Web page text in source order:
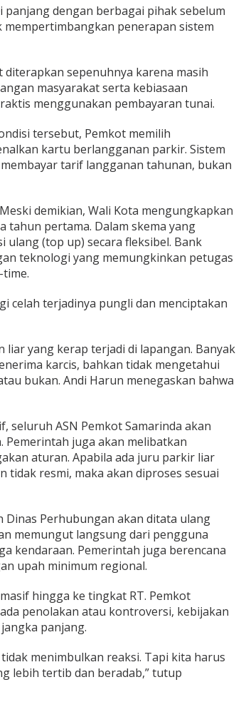
dengan berbagai pihak sebelum
penerapan sistem
sepenuhnya karena masih
masyarakat serta kebiasaan
menggunakan pembayaran tunai.
tersebut, Pemkot memilih
kartu berlangganan parkir. Sistem
tarif langganan tahunan, bukan
demikian, Wali Kota mengungkapkan
tahun pertama. Dalam skema yang
ulang (top up) secara fleksibel. Bank
teknologi yang memungkinkan petugas
celah terjadinya pungli dan menciptakan
yang kerap terjadi di lapangan. Banyak
karcis, bahkan tidak mengetahui
bukan. Andi Harun menegaskan bahwa
seluruh ASN Pemkot Samarinda akan
juga akan melibatkan
aturan. Apabila ada juru parkir liar
resmi, maka akan diproses sesuai
Perhubungan akan ditata ulang
memungut langsung dari pengguna
kendaraan. Pemerintah juga berencana
upah minimum regional.
hingga ke tingkat RT. Pemkot
penolakan atau kontroversi, kebijakan
panjang.
menimbulkan reaksi. Tapi kita harus
lebih tertib dan beradab,” tutup